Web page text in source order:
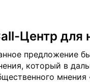
Центр для
предложение
который в